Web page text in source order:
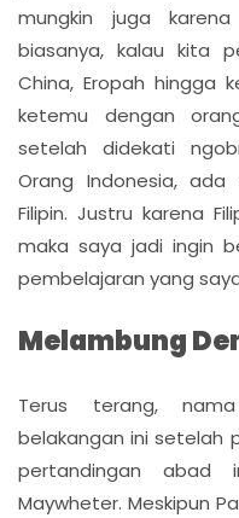
mungkin juga karena
biasanya, kalau kita
China, Eropah hingga
ketemu dengan
setelah didekati
Orang Indonesia,
Filipin. Justru karena
maka saya jadi ingin
pembelajaran yang
Melambung
Terus terang,
belakangan ini setelah
pertandingan abad
Maywheter. Meskipun